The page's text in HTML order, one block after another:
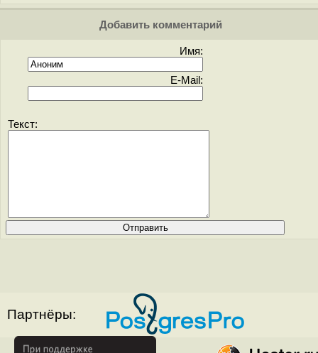
Добавить комментарий
Имя:
E-Mail:
Текст:
Партнёры: